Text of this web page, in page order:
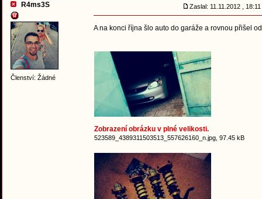
R4ms3S
Členství: Žádné
Zaslal: 11.11.2012 ,
A na konci října šlo auto do garáže a rovnou přišel
Zobrazení obrázku v plné velikosti.
523589_4389311503513_557626160_n.jpg, 97.45 kB